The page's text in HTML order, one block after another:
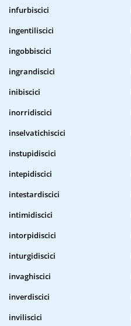
infurbiscici
ingentiliscici
ingobbiscici
ingrandiscici
inibiscici
inorridiscici
inselvatichiscici
instupidiscici
intepidiscici
intestardiscici
intimidiscici
intorpidiscici
inturgidiscici
invaghiscici
inverdiscici
inviliscici